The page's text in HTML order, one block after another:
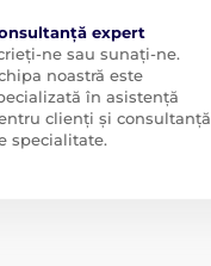
expert
ne sau sunați-ne.
noastră este
în asistență
clienți și consultanță
specialitate.